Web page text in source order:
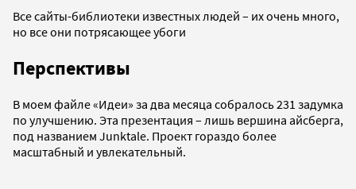
Все сайты-библиотеки известных людей – их очень много,
но все они потрясающее убоги
Перспективы
В моем файле «Идеи» за два месяца собралось 231 задумка
по улучшению. Эта презентация – лишь вершина айсберга,
под названием Junktale. Проект гораздо более
масштабный и увлекательный.